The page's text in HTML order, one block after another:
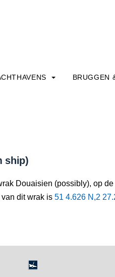
BRUGGEN
ship)
Douaisien (possibly), op
dit wrak is 51 4.626 N,2